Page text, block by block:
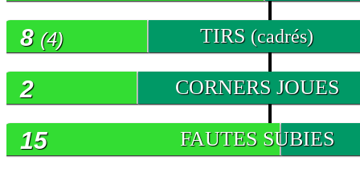
TIRS (cadrés)
8 (4)
CORNERS JOUES
2
FAUTES SUBIES
15